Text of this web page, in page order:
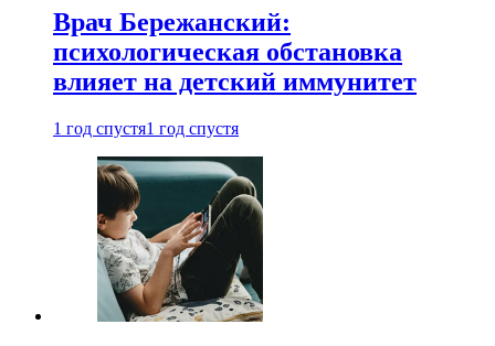
Врач Бережанский:
психологическая обстановка
влияет на детский иммунитет
1 год спустя1 год спустя